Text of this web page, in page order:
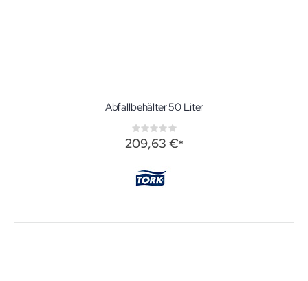
Abfallbehälter 50 Liter
Rating:
0%
209,63 €